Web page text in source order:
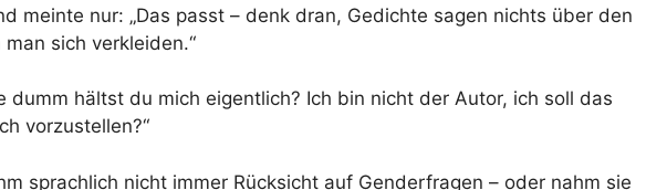
meinte nur: „Das passt – denk dran, Gedichte sagen nichts über den
sich verkleiden.“
dumm hältst du mich eigentlich? Ich bin nicht der Autor, ich soll das
vorzustellen?“
sprachlich nicht immer Rücksicht auf Genderfragen – oder nahm sie